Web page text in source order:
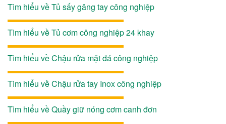
Tìm hiểu về Tủ sấy găng tay công nghiệp
Tìm hiểu về Tủ cơm công nghiệp 24 khay
Tìm hiểu về Chậu rửa mặt đá công nghiệp
Tìm hiểu về Chậu rửa tay Inox công nghiệp
Tìm hiểu về Quầy giữ nóng cơm canh đơn